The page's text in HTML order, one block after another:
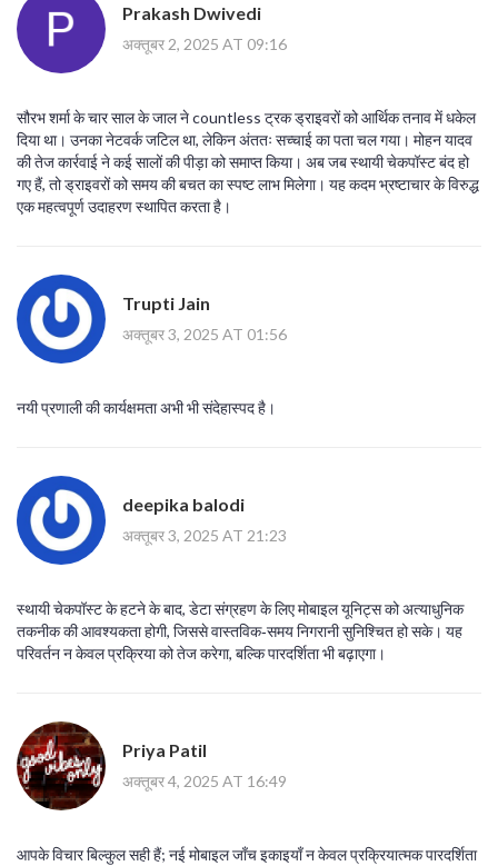
Prakash Dwivedi
अक्तूबर 2, 2025 AT 09:16
सौरभ शर्मा के चार साल के जाल ने countless ट्रक ड्राइवरों को आर्थिक तनाव में धकेल
दिया था। उनका नेटवर्क जटिल था, लेकिन अंततः सच्चाई का पता चल गया। मोहन यादव
की तेज कार्रवाई ने कई सालों की पीड़ा को समाप्त किया। अब जब स्थायी चेकपॉस्ट बंद हो
गए हैं, तो ड्राइवरों को समय की बचत का स्पष्ट लाभ मिलेगा। यह कदम भ्रष्टाचार के विरुद्ध
एक महत्वपूर्ण उदाहरण स्थापित करता है।
Trupti Jain
अक्तूबर 3, 2025 AT 01:56
नयी प्रणाली की कार्यक्षमता अभी भी संदेहास्पद है।
deepika balodi
अक्तूबर 3, 2025 AT 21:23
स्थायी चेकपॉस्ट के हटने के बाद, डेटा संग्रहण के लिए मोबाइल यूनिट्स को अत्याधुनिक
तकनीक की आवश्यकता होगी, जिससे वास्तविक‑समय निगरानी सुनिश्चित हो सके। यह
परिवर्तन न केवल प्रक्रिया को तेज करेगा, बल्कि पारदर्शिता भी बढ़ाएगा।
Priya Patil
अक्तूबर 4, 2025 AT 16:49
आपके विचार बिल्कुल सही हैं; नई मोबाइल जाँच इकाइयाँ न केवल प्रक्रियात्मक पारदर्शिता